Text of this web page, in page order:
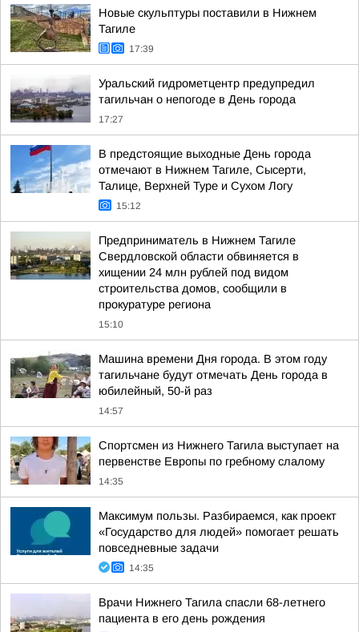
Новые скульптуры поставили в Нижнем
Тагиле
17:39
Уральский гидрометцентр предупредил
тагильчан о непогоде в День города
17:27
В предстоящие выходные День города
отмечают в Нижнем Тагиле, Сысерти,
Талице, Верхней Туре и Сухом Логу
15:12
Предприниматель в Нижнем Тагиле
Свердловской области обвиняется в
хищении 24 млн рублей под видом
строительства домов, сообщили в
прокуратуре региона
15:10
Машина времени Дня города. В этом году
тагильчане будут отмечать День города в
юбилейный, 50-й раз
14:57
Спортсмен из Нижнего Тагила выступает на
первенстве Европы по гребному слалому
14:35
Максимум пользы. Разбираемся, как проект
«Государство для людей» помогает решать
повседневные задачи
14:35
Врачи Нижнего Тагила спасли 68-летнего
пациента в его день рождения